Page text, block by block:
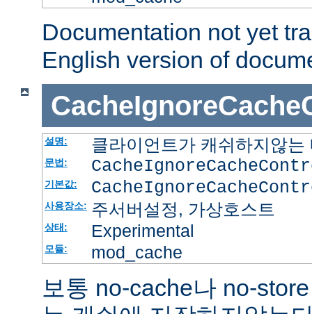
Documentation not yet
English version of
설명: 클라이언트가 캐쉬하지않
문법:
기본값:
사용장소: 주서버설정, 가상호스트
상태: Experimental
모듈: mod_cache
보통 no-cache나 no-